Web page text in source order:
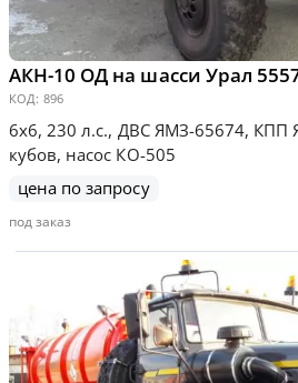
АКН-10 ОД на шасси Урал
КОД: 896
6х6, 230 л.с., ДВС ЯМЗ-65674, КПП
кубов, насос КО-505
цена по запросу
под заказ